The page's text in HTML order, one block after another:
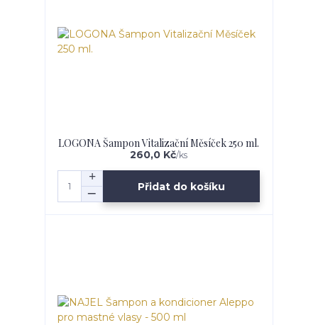
LOGONA Šampon Vitalizační Měsíček 250 ml.
260,0 Kč/ks
Přidat do košíku